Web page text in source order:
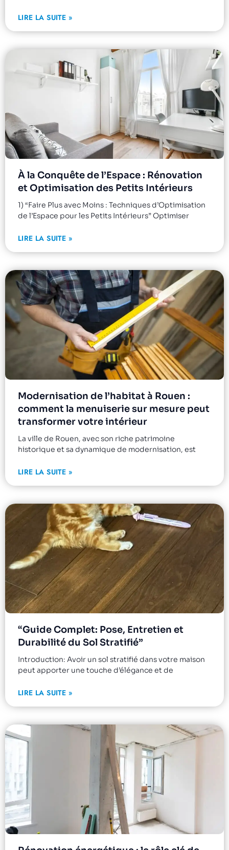
LIRE LA SUITE »
À la Conquête de l’Espace : Rénovation
et Optimisation des Petits Intérieurs
1) “Faire Plus avec Moins : Techniques d’Optimisation
de l’Espace pour les Petits Intérieurs” Optimiser
LIRE LA SUITE »
Modernisation de l’habitat à Rouen :
comment la menuiserie sur mesure peut
transformer votre intérieur
La ville de Rouen, avec son riche patrimoine
historique et sa dynamique de modernisation, est
LIRE LA SUITE »
“Guide Complet: Pose, Entretien et
Durabilité du Sol Stratifié”
Introduction: Avoir un sol stratifié dans votre maison
peut apporter une touche d’élégance et de
LIRE LA SUITE »